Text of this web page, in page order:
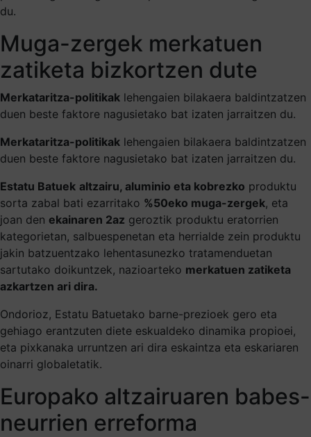
du.
Muga-zergek merkatuen
zatiketa bizkortzen dute
Merkataritza-politikak lehengaien bilakaera baldintzatzen
duen beste faktore nagusietako bat izaten jarraitzen du.
Merkataritza-politikak lehengaien bilakaera baldintzatzen
duen beste faktore nagusietako bat izaten jarraitzen du.
Estatu Batuek altzairu, aluminio eta kobrezko produktu
sorta zabal bati ezarritako %50eko muga-zergek, eta
joan den ekainaren 2az geroztik produktu eratorrien
kategorietan, salbuespenetan eta herrialde zein produktu
jakin batzuentzako lehentasunezko tratamenduetan
sartutako doikuntzek, nazioarteko merkatuen zatiketa
azkartzen ari dira.
Ondorioz, Estatu Batuetako barne-prezioek gero eta
gehiago erantzuten diete eskualdeko dinamika propioei,
eta pixkanaka urruntzen ari dira eskaintza eta eskariaren
oinarri globaletatik.
Europako altzairuaren babes-
neurrien erreforma